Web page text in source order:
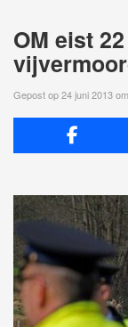
OM eist
Gepost op 24 juni 2013